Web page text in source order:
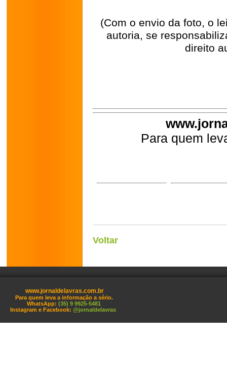
(Com o envio da foto, o
autoria, se
direito
Para quem
Voltar
www.jornaldelavras.com.br
Para quem leva a informação a sério.
WhatsApp: (35) 9 9925-5481
Instagram e Facebook: @jornaldelavras